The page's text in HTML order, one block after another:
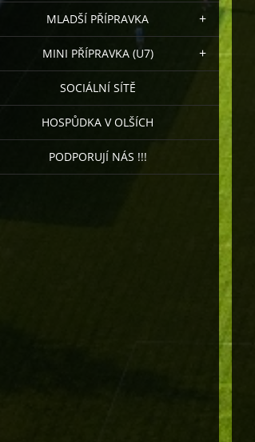
MLADŠÍ PŘÍPRAVKA
MINI PŘÍPRAVKA (U7)
SOCIÁLNÍ SÍTĚ
HOSPŮDKA V OLŠÍCH
PODPORUJÍ NÁS !!!